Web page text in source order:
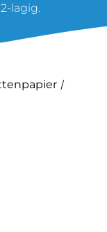
2-lagig.
/